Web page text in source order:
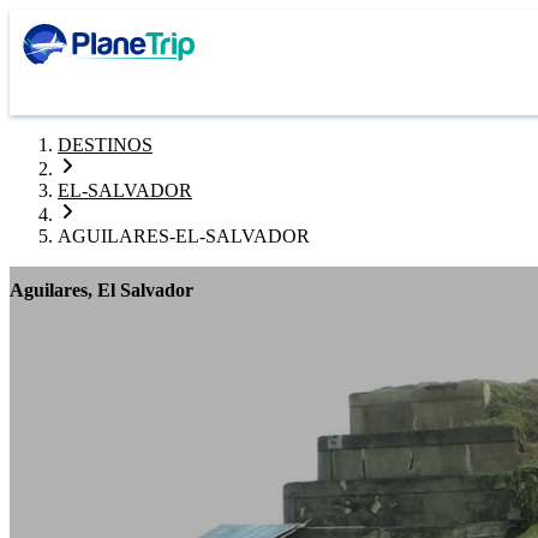
DESTINOS
EL-SALVADOR
AGUILARES-EL-SALVADOR
Aguilares, El Salvador